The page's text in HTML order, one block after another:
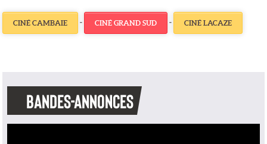
CINÉ CAMBAIE - CINÉ GRAND SUD - CINÉ LACAZE
BANDES-ANNONCES